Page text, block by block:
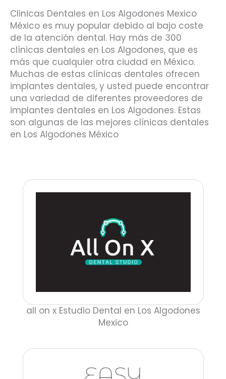
Clinicas Dentales en Los Algodones Mexico
México es muy popular debido al bajo coste
de la atención dental. Hay más de 300
clínicas dentales en Los Algodones, que es
más que cualquier otra ciudad en México.
Muchas de estas clínicas dentales ofrecen
implantes dentales, y usted puede encontrar
una variedad de diferentes proveedores de
implantes dentales en Los Algodones. Estas
son algunas de las mejores clínicas dentales
en Los Algodones México
all on x Estudio Dental en Los Algodones
Mexico